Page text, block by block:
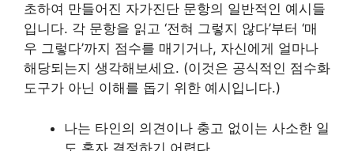
초하여 만들어진 자가진단 문항의 일반적인 예시들
입니다. 각 문항을 읽고 ‘전혀 그렇지 않다’부터 ‘매
우 그렇다’까지 점수를 매기거나, 자신에게 얼마나
해당되는지 생각해보세요. (이것은 공식적인 점수화
도구가 아닌 이해를 돕기 위한 예시입니다.)
나는 타인의 의견이나 충고 없이는 사소한 일
도 혼자 결정하기 어렵다.